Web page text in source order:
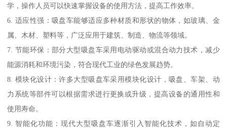
学，操作人员可以快速掌握设备的使用方法，提高工作效率。
6. 适应性强：吸盘车能够适应多种材质和形状的物体，如玻璃、金
属、木材、塑料等，广泛应用于建筑、制造、物流等领域。
7. 节能环保：部分大型吸盘车采用电动驱动或混合动力技术，减少
能源消耗和环境污染，符合现代工业的绿色发展趋势。
8. 模块化设计：许多大型吸盘车采用模块化设计，吸盘、车架、动
力系统等部件可以根据需求进行更换或升级，提高设备的通用性和
使用寿命。
9. 智能化功能：现代大型吸盘车逐渐引入智能化技术，如自动定